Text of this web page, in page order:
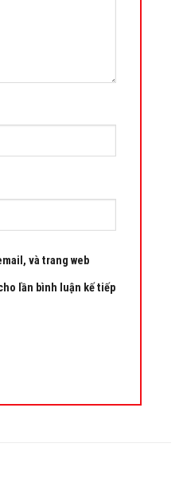
và trang web
lần bình luận kế tiếp